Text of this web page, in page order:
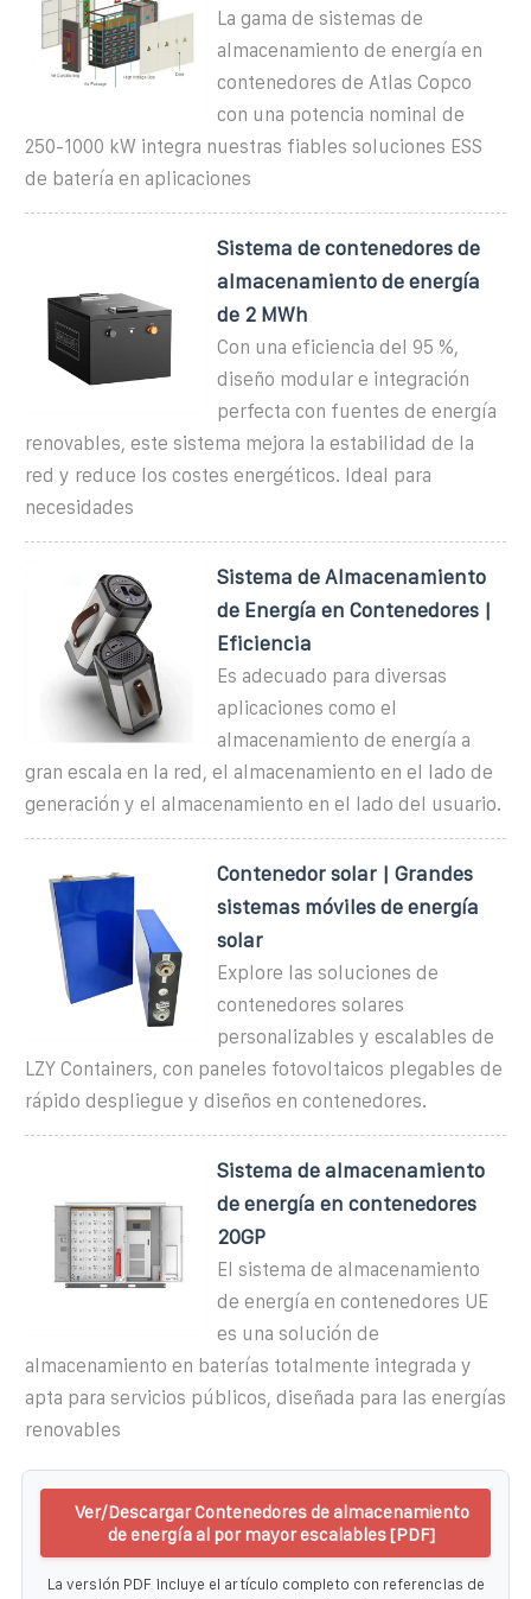
La gama de sistemas de
almacenamiento de energía en
contenedores de Atlas Copco
con una potencia nominal de
250-1000 kW integra nuestras fiables soluciones ESS
de batería en aplicaciones
Sistema de contenedores de
almacenamiento de energía
de 2 MWh
Con una eficiencia del 95 %,
diseño modular e integración
perfecta con fuentes de energía
renovables, este sistema mejora la estabilidad de la
red y reduce los costes energéticos. Ideal para
necesidades
Sistema de Almacenamiento
de Energía en Contenedores |
Eficiencia
Es adecuado para diversas
aplicaciones como el
almacenamiento de energía a
gran escala en la red, el almacenamiento en el lado de
generación y el almacenamiento en el lado del usuario.
Contenedor solar | Grandes
sistemas móviles de energía
solar
Explore las soluciones de
contenedores solares
personalizables y escalables de
LZY Containers, con paneles fotovoltaicos plegables de
rápido despliegue y diseños en contenedores.
Sistema de almacenamiento
de energía en contenedores
20GP
El sistema de almacenamiento
de energía en contenedores UE
es una solución de
almacenamiento en baterías totalmente integrada y
apta para servicios públicos, diseñada para las energías
renovables
Ver/Descargar Contenedores de almacenamiento
de energía al por mayor escalables [PDF]
La versión PDF incluye el artículo completo con referencias de